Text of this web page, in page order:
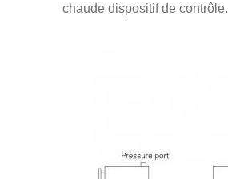
chaude dispositif de contrôle.